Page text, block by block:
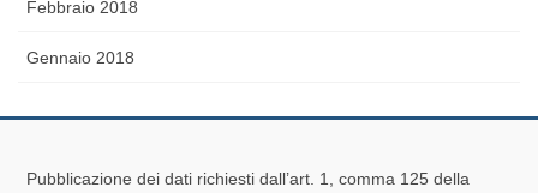
Febbraio 2018
Gennaio 2018
Pubblicazione dei dati richiesti dall’art. 1, comma 125 della